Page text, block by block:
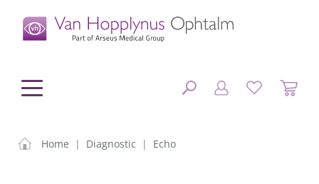
Home | Diagnostic | Echo